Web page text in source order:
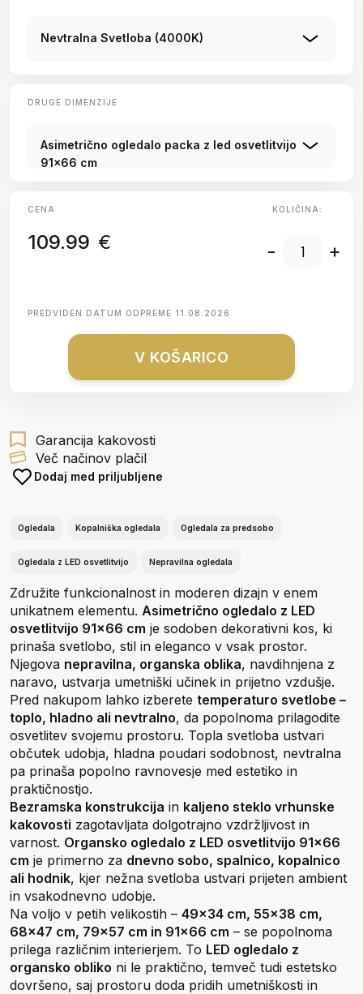
Nevtralna Svetloba (4000K)
DRUGE DIMENZIJE
Asimetrično ogledalo packa z led osvetlitvijo
91x66 cm
CENA
109.99 €
KOLIČINA:
- +
PREDVIDEN DATUM ODPREME 11.08.2026
V KOŠARICO
Garancija kakovosti
Več načinov plačil
Dodaj med priljubljene
Ogledala Kopalniška ogledala Ogledala za predsobo
Ogledala z LED osvetlitvijo Nepravilna ogledala
Združite funkcionalnost in moderen dizajn v enem
unikatnem elementu. Asimetrično ogledalo z LED
osvetlitvijo 91x66 cm je sodoben dekorativni kos, ki
prinaša svetlobo, stil in eleganco v vsak prostor.
Njegova nepravilna, organska oblika, navdihnjena z
naravo, ustvarja umetniški učinek in prijetno vzdušje.
Pred nakupom lahko izberete temperaturo svetlobe –
toplo, hladno ali nevtralno, da popolnoma prilagodite
osvetlitev svojemu prostoru. Topla svetloba ustvari
občutek udobja, hladna poudari sodobnost, nevtralna
pa prinaša popolno ravnovesje med estetiko in
praktičnostjo.
Bezramska konstrukcija in kaljeno steklo vrhunske
kakovosti zagotavljata dolgotrajno vzdržljivost in
varnost. Organsko ogledalo z LED osvetlitvijo 91x66
cm je primerno za dnevno sobo, spalnico, kopalnico
ali hodnik, kjer nežna svetloba ustvari prijeten ambient
in vsakodnevno udobje.
Na voljo v petih velikostih – 49x34 cm, 55x38 cm,
68x47 cm, 79x57 cm in 91x66 cm – se popolnoma
prilega različnim interierjem. To LED ogledalo z
organsko obliko ni le praktično, temveč tudi estetsko
dovršeno, saj prostoru doda pridih umetniškosti in